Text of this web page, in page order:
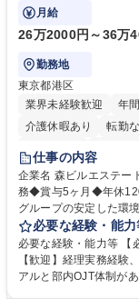
にも挑戦できる、やりがい
月給
26万2000円～36万
勤務地
東京都港区
業界未経験歓迎
年
介護休暇あり
転勤
経験者歓迎
完全週休2日制
交通
仕事の内容
企業名 森ビルエステートサービス株式
務◆賞与5ヶ月◆年休120日◆残
グループの安定した環
をお任せします。 労務
度改定などのコア業務に
理、給与計算、社会保
き、社内規定の改定や
必要な経験・能力
必要な経験・能力等 【
【歓迎】経理実務経験
アルと部内OJT体制が